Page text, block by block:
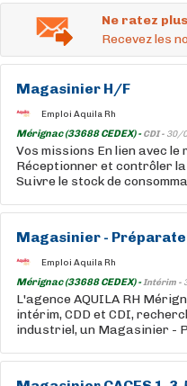
Ne ratez
Recevez les
Magasinier H/F
Emploi Aquila Rh
Mérignac (33688 CEDEX) -CDI - 30/
Vos missions En lien avec le
Réceptionner et contrôler
Suivre le stock de
Magasinier -
Emploi Aquila Rh
Mérignac (33688 CEDEX) -Intérim -
L'agence AQUILA RH
intérim, CDD et CDI,
industriel, un Magasinier -